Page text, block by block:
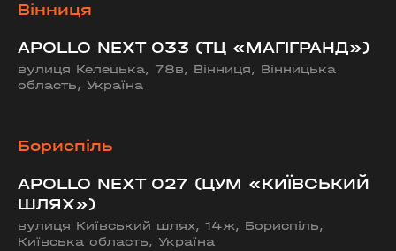
Вінниця
APOLLO NEXT 033 (ТЦ «МАГІГРАНД»)
вулиця Келецька, 78в, Вінниця, Вінницька
область, Україна
Бориспіль
APOLLO NEXT 027 (ЦУМ «КИЇВСЬКИЙ
ШЛЯХ»)
вулиця Київський шлях, 14ж, Бориспіль,
Київська область, Україна